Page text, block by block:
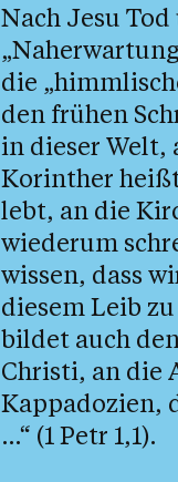
Nach Jesu
die
den frühen
in dieser Welt,
Korinther
lebt, an die
wiederum
wissen, dass
diesem Leib
bildet auch
Christi, an die
Kappadozien,
…“ (1 Petr 1,1).